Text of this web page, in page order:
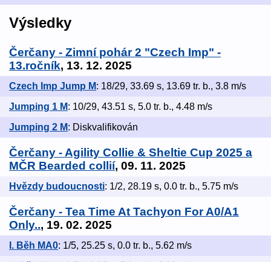
Výsledky
Čerčany - Zimní pohár 2 "Czech Imp" -
13.ročník, 13. 12. 2025
Czech Imp Jump M: 18/29, 33.69 s, 13.69 tr. b., 3.8 m/s
Jumping 1 M: 10/29, 43.51 s, 5.0 tr. b., 4.48 m/s
Jumping 2 M: Diskvalifikován
Čerčany - Agility Collie & Sheltie Cup 2025 a
MČR Bearded collií, 09. 11. 2025
Hvězdy budoucnosti: 1/2, 28.19 s, 0.0 tr. b., 5.75 m/s
Čerčany - Tea Time At Tachyon For A0/A1
Only.., 19. 02. 2025
I. Běh MA0: 1/5, 25.25 s, 0.0 tr. b., 5.62 m/s